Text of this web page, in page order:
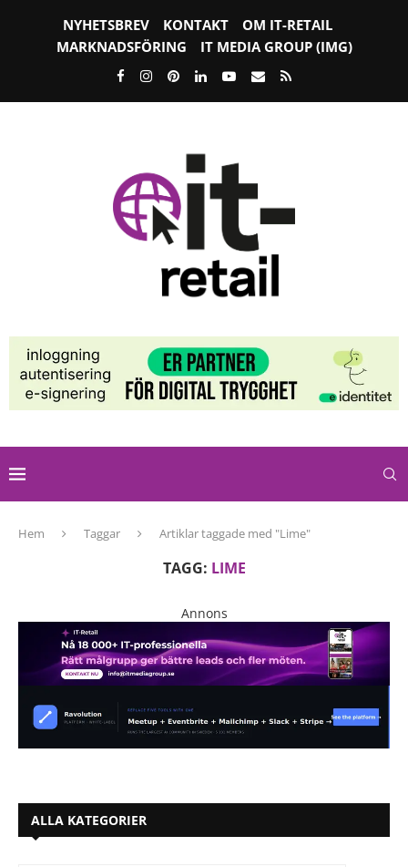
NYHETSBREV KONTAKT
OM IT-RETAIL
MARKNADSFÖRING
IT MEDIA GROUP (IMG)
Hem Taggar Artiklar taggade med "Lime"
TAGG: LIME
Annons
ALLA KATEGORIER